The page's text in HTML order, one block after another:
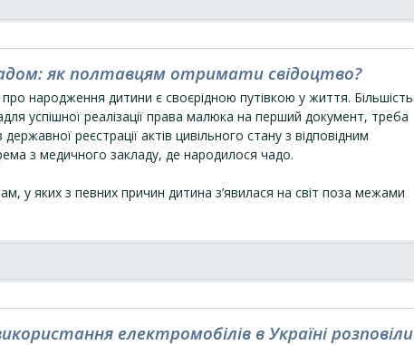
як полтавцям отримати свідоцтво?
народження дитини є своєрідною путівкою у життя. Більшість
успішної реалізації права малюка на перший документ, треба
реєстрації актів цивільного стану з відповідним
з медичного закладу, де народилося чадо.
у яких з певних причин дитина з’явилася на світ поза межами
електромобілів в Україні розповіли